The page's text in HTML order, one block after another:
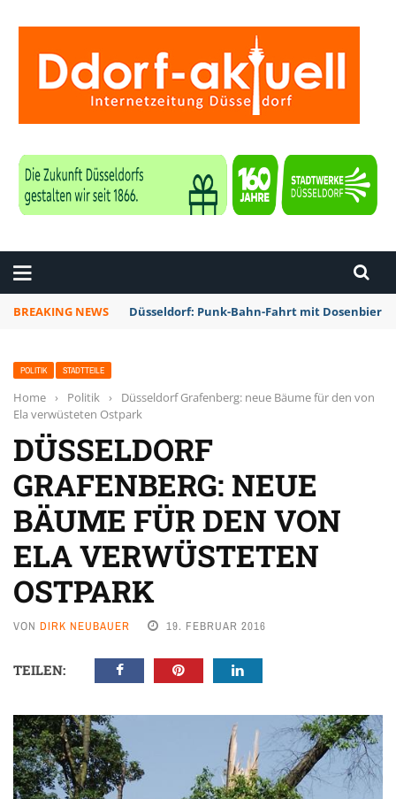
BREAKING NEWS Düsseldorf: Punk-Bahn-Fahrt mit Dosenbier
POLITIK STADTTEILE
Home › Politik ›
Düsseldorf Grafenberg: neue Bäume für den von
Ela verwüsteten Ostpark
DÜSSELDORF
GRAFENBERG: NEUE
BÄUME FÜR DEN VON
ELA VERWÜSTETEN
OSTPARK
VON DIRK NEUBAUER 19. FEBRUAR 2016
TEILEN: